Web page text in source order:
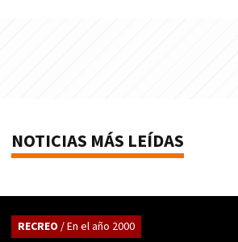
NOTICIAS MÁS LEÍDAS
RECREO / En el año 2000